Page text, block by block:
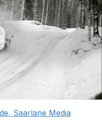
Saarlane Media